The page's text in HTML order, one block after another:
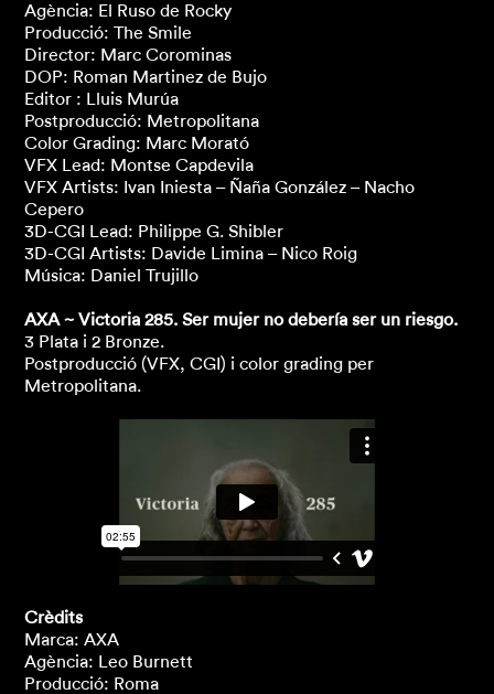
Agència: El Ruso de Rocky
Producció: The Smile
Director: Marc Corominas
DOP: Roman Martinez de Bujo
Editor : Lluis Murúa
Postproducció: Metropolitana
Color Grading: Marc Morató
VFX Lead: Montse Capdevila
VFX Artists: Ivan Iniesta – Ñaña González – Nacho
Cepero
3D-CGI Lead: Philippe G. Shibler
3D-CGI Artists: Davide Limina – Nico Roig
Música: Daniel Trujillo
AXA ~ Victoria 285. Ser mujer no debería ser un riesgo.
3 Plata i 2 Bronze.
Postproducció (VFX, CGI) i color grading per
Metropolitana.
Crèdits
Marca: AXA
Agència: Leo Burnett
Producció: Roma